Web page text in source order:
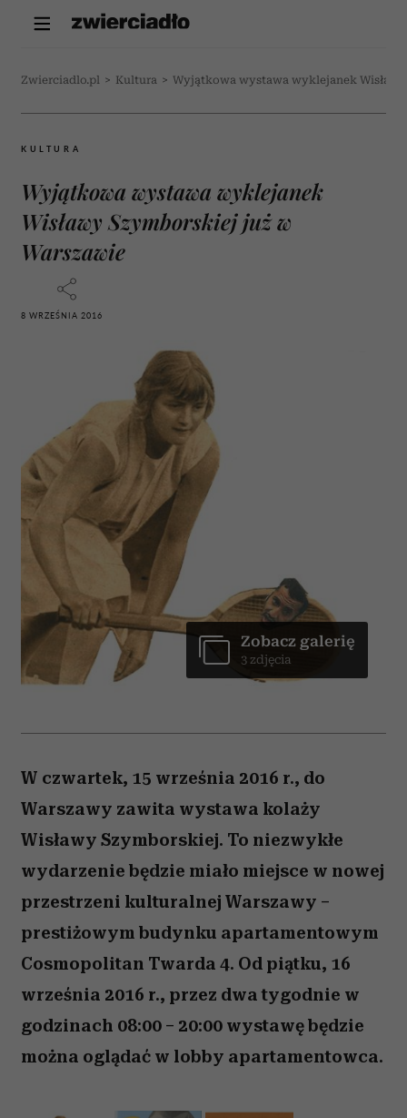
Zwierciadlo.pl > Kultura > Wyjątkowa wystawa wyklejanek
KULTURA
Wyjątkowa wystawa wyklejanek
Wisławy Szymborskiej już w
Warszawie
8 WRZEŚNIA 2016
Zobacz galerię
3 zdjęcia
W czwartek, 15 września 2016 r., do
Warszawy zawita wystawa kolaży
Wisławy Szymborskiej. To niezwykłe
wydarzenie będzie miało miejsce w nowej
przestrzeni kulturalnej Warszawy –
prestiżowym budynku apartamentowym
Cosmopolitan Twarda 4. Od piątku, 16
września 2016 r., przez dwa tygodnie w
godzinach 08:00 – 20:00 wystawę będzie
można oglądać w lobby apartamentowca.